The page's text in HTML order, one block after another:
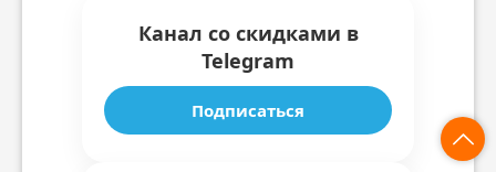
Канал со скидками в
Telegram
Подписаться